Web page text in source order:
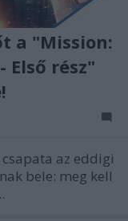
a "Mission:
Első rész"
az eddigi
bele: meg kell